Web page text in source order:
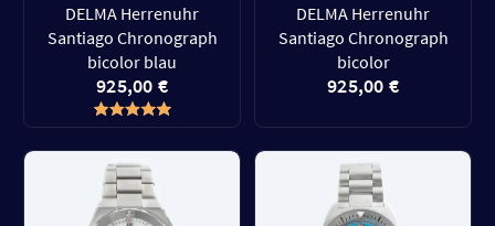
DELMA Herrenuhr
Santiago Chronograph
bicolor blau
925,00 €
DELMA Herrenuhr
Santiago Chronograph
bicolor
925,00 €